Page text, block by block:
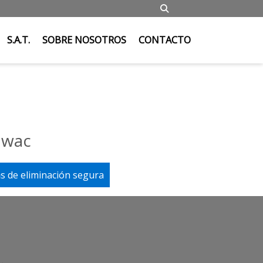
S.A.T. SOBRE NOSOTROS CONTACTO
de eliminación segura